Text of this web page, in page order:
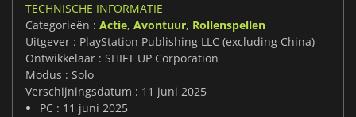
TECHNISCHE INFORMATIE
Categorieën : Actie, Avontuur, Rollenspellen
Uitgever : PlayStation Publishing LLC (excluding China)
Ontwikkelaar : SHIFT UP Corporation
Modus : Solo
Verschijningsdatum : 11 juni 2025
PC : 11 juni 2025